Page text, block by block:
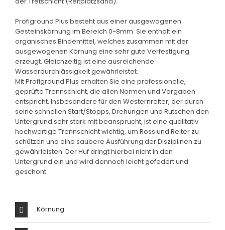
Profiground Plus besteht aus einer ausgewogenen
Gesteinskörnung im Bereich 0-8mm. Sie enthält ein
organisches Bindemittel, welches zusammen mit der
ausgewogenen Körnung eine sehr gute Verfestigung
erzeugt. Gleichzeitig ist eine ausreichende
Wasserdurchlässigkeit gewährleistet.
Mit Profiground Plus erhalten Sie eine professionelle,
geprüfte Trennschicht, die allen Normen und Vorgaben
entspricht. Insbesondere für den Westernreiter, der durch
seine schnellen Start/Stopps, Drehungen und Rutschen den
Untergrund sehr stark mit beansprucht, ist eine qualitativ
hochwertige Trennschicht wichtig, um Ross und Reiter zu
schützen und eine saubere Ausführung der Disziplinen zu
gewährleisten. Der Huf dringt hierbei nicht in den
Untergrund ein und wird dennoch leicht gefedert und
geschont.
Körnung